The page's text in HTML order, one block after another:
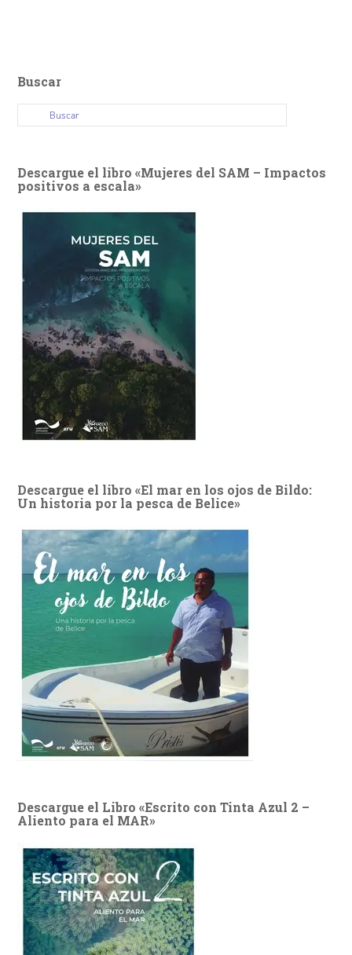
Buscar
Descargue el libro «Mujeres del SAM – Impactos
positivos a escala»
Descargue el libro «El mar en los ojos de Bildo:
Un historia por la pesca de Belice»
Descargue el Libro «Escrito con Tinta Azul 2 –
Aliento para el MAR»